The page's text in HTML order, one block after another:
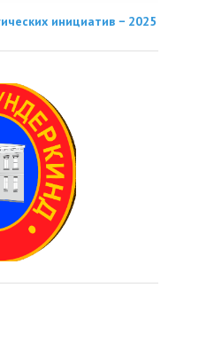
инициатив − 2025